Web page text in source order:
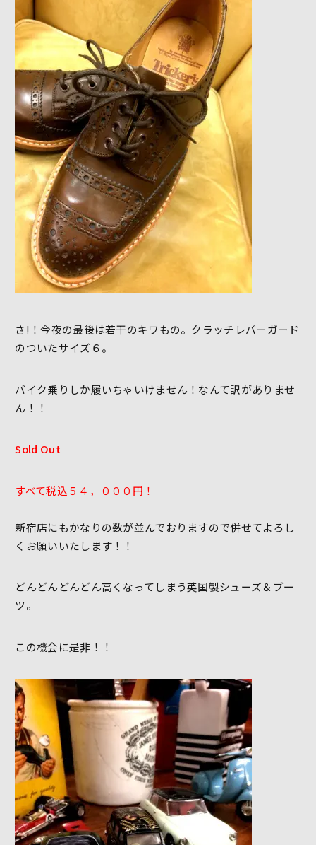
さ!！今夜の最後は若干のキワもの。クラッチレバーガード
のついたサイズ６。
バイク乗りしか履いちゃいけません！なんて訳がありませ
ん！！
Sold Out
すべて税込５４，０００円！
新宿店にもかなりの数が並んでおりますので併せてよろし
くお願いいたします！！
どんどんどんどん高くなってしまう英国製シューズ＆ブー
ツ。
この機会に是非！！